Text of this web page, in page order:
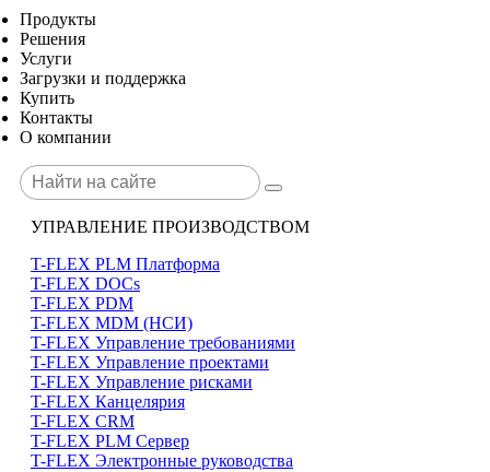
Продукты
Решения
Услуги
Загрузки и поддержка
Купить
Контакты
О компании
УПРАВЛЕНИЕ ПРОИЗВОДСТВОМ
T-FLEX PLM Платформа
T-FLEX DOCs
T-FLEX PDM
T-FLEX MDM (НСИ)
T-FLEX Управление требованиями
T-FLEX Управление проектами
T-FLEX Управление рисками
T-FLEX Канцелярия
T-FLEX CRM
T-FLEX PLM Сервер
T-FLEX Электронные руководства